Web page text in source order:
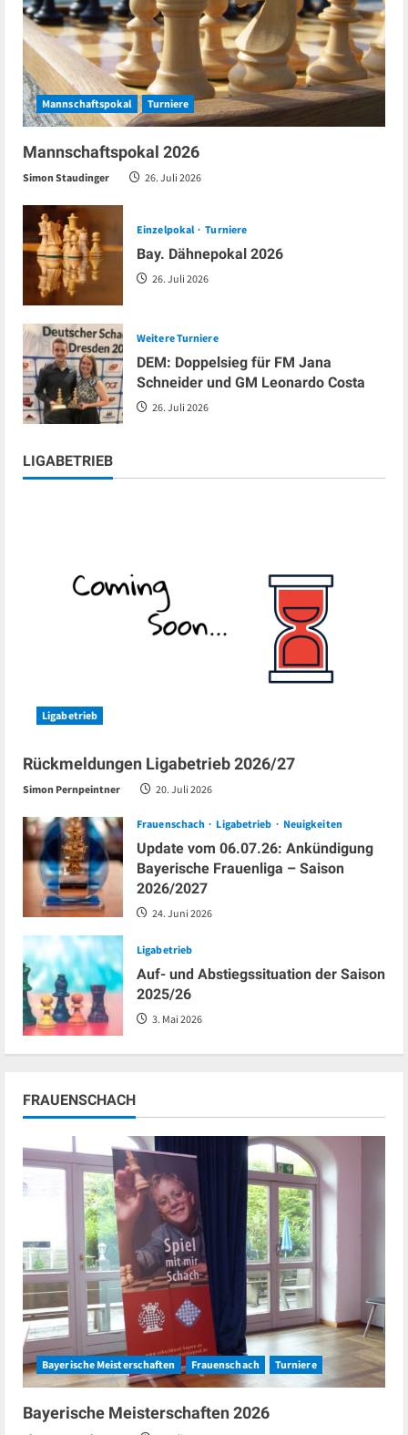
Mannschaftspokal Turniere
Mannschaftspokal 2026
Simon Staudinger 26. Juli 2026
Einzelpokal Turniere
Bay. Dähnepokal 2026
26. Juli 2026
Weitere Turniere
DEM: Doppelsieg für FM Jana
Schneider und GM Leonardo Costa
26. Juli 2026
LIGABETRIEB
Ligabetrieb
Rückmeldungen Ligabetrieb 2026/27
Simon Pernpeintner 20. Juli 2026
Frauenschach Ligabetrieb Neuigkeiten
Update vom 06.07.26: Ankündigung
Bayerische Frauenliga – Saison
2026/2027
24. Juni 2026
Ligabetrieb
Auf- und Abstiegssituation der Saison
2025/26
3. Mai 2026
FRAUENSCHACH
Bayerische Meisterschaften Frauenschach Turniere
Bayerische Meisterschaften 2026